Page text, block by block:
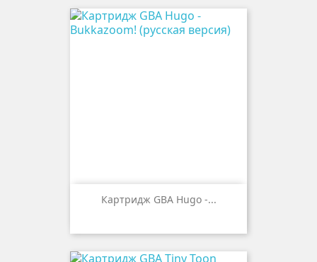
Картридж GBA Hugo -...